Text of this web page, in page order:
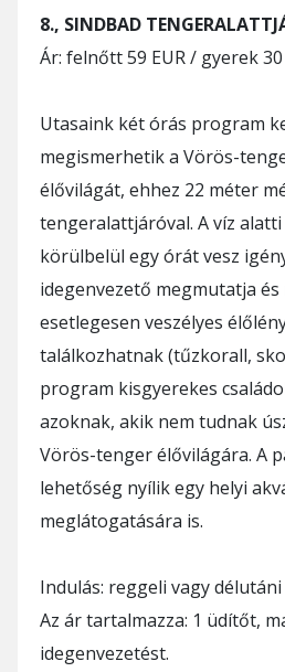
8., SINDBAD
Ár: felnőtt 59 EUR / gyerek 30
Utasaink két órás program
megismerhetik a Vörös-
élővilágát, ehhez 22 méter
tengeralattjáróval. A víz
körülbelül egy órát vesz
idegenvezető megmutatja
esetlegesen veszélyes
találkozhatnak (tűzkorall,
program kisgyerekes
azoknak, akik nem tudnak
Vörös-tenger élővilágára. A
lehetőség nyílik egy helyi
meglátogatására is.
Indulás: reggeli vagy
Az ár tartalmazza: 1 üdítőt,
idegenvezetést.